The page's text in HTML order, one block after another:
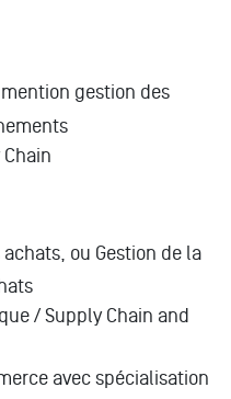
mention gestion des
ou Gestion de la
/ Supply Chain and
avec spécialisation